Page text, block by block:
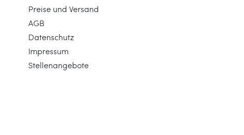
Preise und Versand
AGB
Datenschutz
Impressum
Stellenangebote